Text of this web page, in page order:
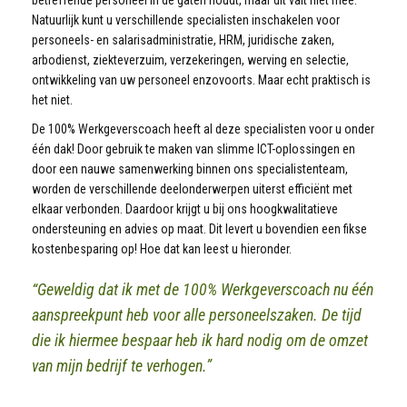
Natuurlijk kunt u verschillende specialisten inschakelen voor
personeels- en salarisadministratie, HRM, juridische zaken,
arbodienst, ziekteverzuim, verzekeringen, werving en selectie,
ontwikkeling van uw personeel enzovoorts. Maar echt praktisch is
het niet.
De 100% Werkgeverscoach heeft al deze specialisten voor u onder
één dak! Door gebruik te maken van slimme ICT-oplossingen en
door een nauwe samenwerking binnen ons specialistenteam,
worden de verschillende deelonderwerpen uiterst efficiënt met
elkaar verbonden. Daardoor krijgt u bij ons hoogkwalitatieve
ondersteuning en advies op maat. Dit levert u bovendien een fikse
kostenbesparing op! Hoe dat kan leest u hieronder.
“Geweldig dat ik met de 100% Werkgeverscoach nu één
aanspreekpunt heb voor alle personeelszaken. De tijd
die ik hiermee bespaar heb ik hard nodig om de omzet
van mijn bedrijf te verhogen.”